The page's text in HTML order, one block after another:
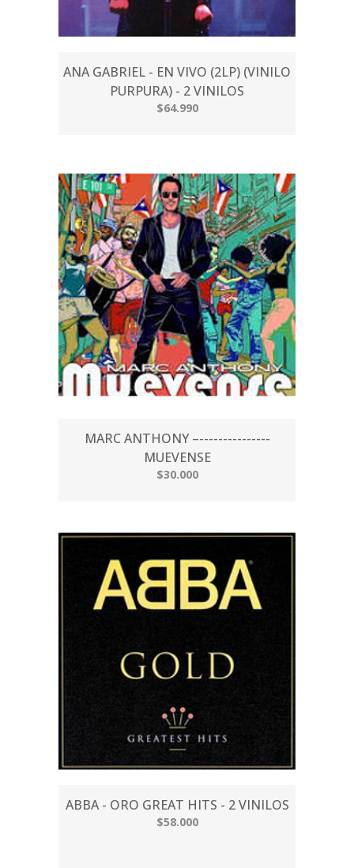
ANA GABRIEL - EN VIVO (2LP) (VINILO
PURPURA) - 2 VINILOS
$64.990
MARC ANTHONY –---------------
MUEVENSE
$30.000
ABBA - ORO GREAT HITS - 2 VINILOS
$58.000